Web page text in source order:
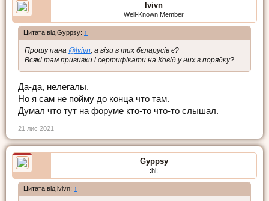
lvivn
Well-Known Member
Цитата від Gyppsy: ↑
Прошу пана @lvivn, а візи в тих бєларусів є?
Всякі там прививки і сертифікати на Ковід у них в порядку?
Да-да, нелегалы.
Но я сам не пойму до конца что там.
Думал что тут на форуме кто-то что-то слышал.
21 лис 2021
Gyppsy
:hi:
Цитата від lvivn: ↑